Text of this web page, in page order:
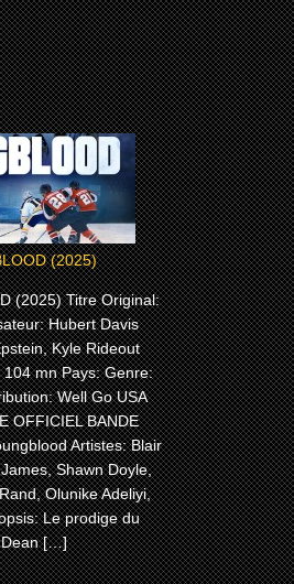
(2025)
(2025) Titre Original:
Hubert Davis
Kyle Rideout
mn Pays: Genre:
Well Go USA
OFFICIEL BANDE
Artistes: Blair
Shawn Doyle,
Olunike Adeliyi,
Le prodige du
Dean […]